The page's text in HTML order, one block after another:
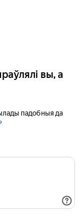
вы, а
падобныя да